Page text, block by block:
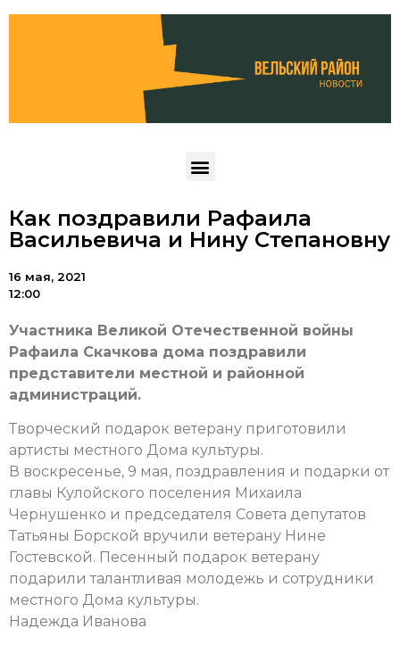
Как поздравили Рафаила
Васильевича и Нину Степановну
16 мая, 2021
12:00
Участника Великой Отечественной войны
Рафаила Скачкова дома поздравили
представители местной и районной
администраций.
Творческий подарок ветерану приготовили
артисты местного Дома культуры.
В воскресенье, 9 мая, поздравления и подарки от
главы Кулойского поселения Михаила
Чернушенко и председателя Совета депутатов
Татьяны Борской вручили ветерану Нине
Гостевской. Песенный подарок ветерану
подарили талантливая молодежь и сотрудники
местного Дома культуры.
Надежда Иванова